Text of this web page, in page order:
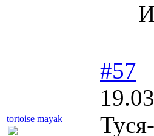
tortoise mayak
#57